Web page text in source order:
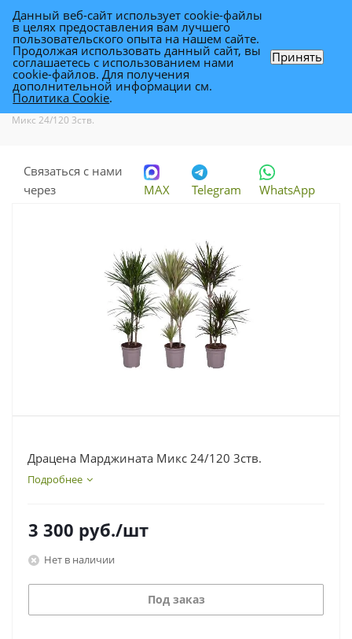
Драцена Марджината Микс 24/120 3ств.
Каталог - Растения -
Микс 24/120 3ств.
Связаться с нами
через
MAX Telegram WhatsApp
Драцена Марджината Микс 24/120 3ств.
Подробнее
3 300 руб./шт
Нет в наличии
Под заказ
Данный веб-сайт использует cookie-файлы
в целях предоставления вам лучшего
пользовательского опыта на нашем сайте.
Продолжая использовать данный сайт, вы
соглашаетесь с использованием нами
cookie-файлов. Для получения
дополнительной информации см.
Политика Cookie.
Принять